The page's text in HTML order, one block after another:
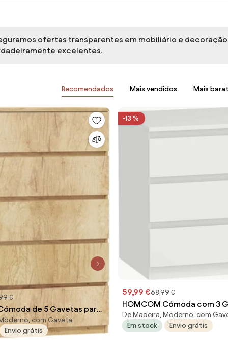
ofertas transparentes em mobiliário e
excelentes.
Recomendados Mais vendidos Mais
€
de 5 Gavetas para
Design sem
Sala de Jantar Entrada
com Gaveta
Envio grátis
-13 %
59,99 €68,99 €
HOMCOM Cómoda com 3
com Fecho Suave para
Escritório Estilo Moderno
De Madeira, Moderno, com
Em stock
Envio grátis